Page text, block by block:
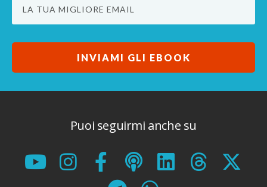
INVIAMI GLI EBOOK
Puoi seguirmi anche su